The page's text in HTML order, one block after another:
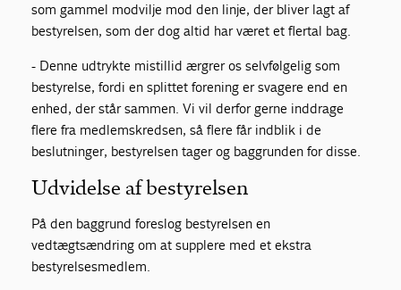
som gammel modvilje mod den linje, der bliver lagt af
bestyrelsen, som der dog altid har været et flertal bag.
- Denne udtrykte mistillid ærgrer os selvfølgelig som
bestyrelse, fordi en splittet forening er svagere end en
enhed, der står sammen. Vi vil derfor gerne inddrage
flere fra medlemskredsen, så flere får indblik i de
beslutninger, bestyrelsen tager og baggrunden for disse.
Udvidelse af bestyrelsen
På den baggrund foreslog bestyrelsen en
vedtægtsændring om at supplere med et ekstra
bestyrelsesmedlem.